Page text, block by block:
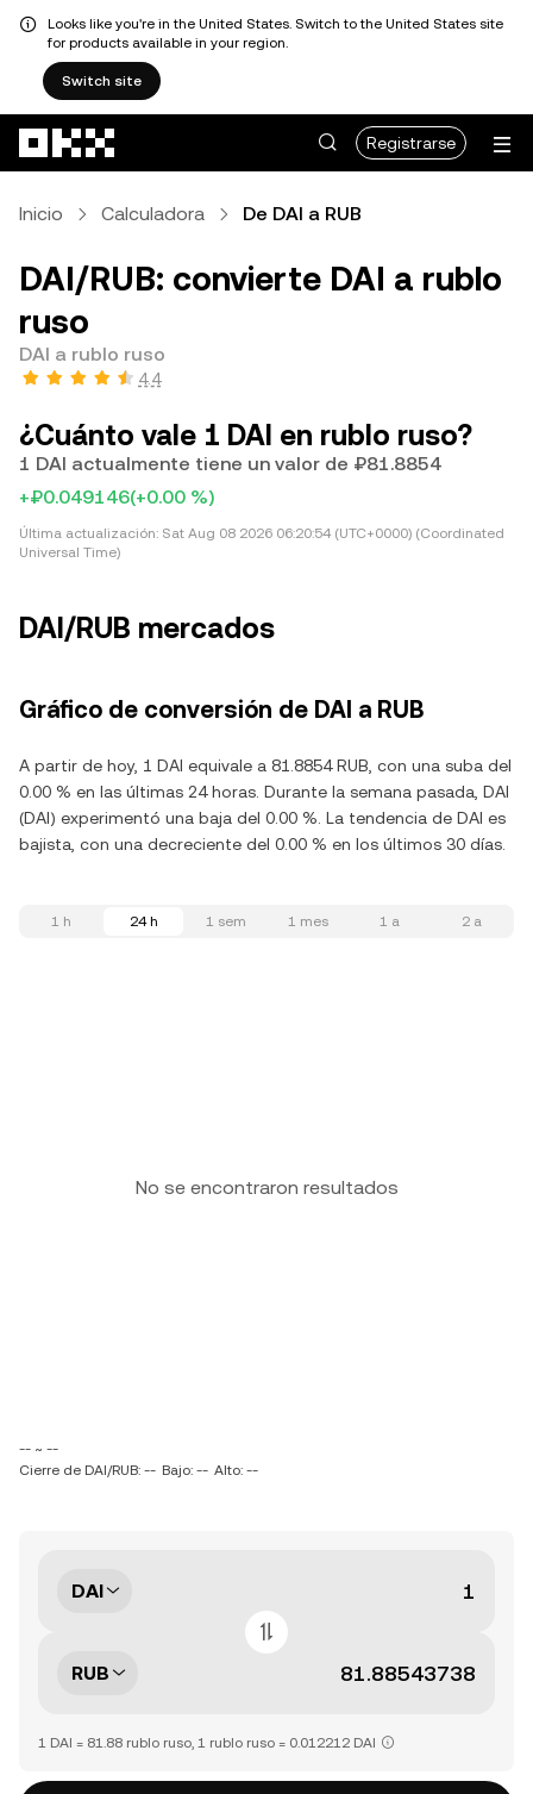
Looks like you're in the United States. Switch to the United States site
for products available in your region.
Switch site
Registrarse
Inicio Calculadora De DAI a RUB
DAI/RUB: convierte DAI a rublo
ruso
DAI a rublo ruso
4.4
¿Cuánto vale 1 DAI en rublo ruso?
1 DAI actualmente tiene un valor de ₽81.8854
+₽0.049146(+0.00 %)
Última actualización: Sat Aug 08 2026 06:20:54 (UTC+0000) (Coordinated
Universal Time)
DAI/RUB mercados
Gráfico de conversión de DAI a RUB
A partir de hoy, 1 DAI equivale a 81.8854 RUB, con una suba del
0.00 % en las últimas 24 horas. Durante la semana pasada, DAI
(DAI) experimentó una baja del 0.00 %. La tendencia de DAI es
bajista, con una decreciente del 0.00 % en los últimos 30 días.
1 h 24 h 1 sem 1 mes 1 a 2 a
No se encontraron resultados
-- ~ --
Cierre de DAI/RUB: -- Bajo: -- Alto: --
DAI
RUB
1 DAI = 81.88 rublo ruso, 1 rublo ruso = 0.012212 DAI